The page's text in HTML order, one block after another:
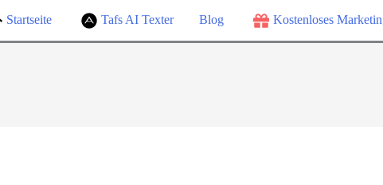
Startseite Tafs AI Texter Blog Kostenloses